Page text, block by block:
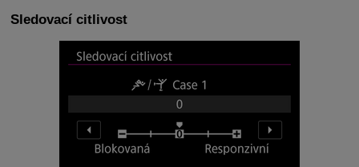
Sledovací citlivost